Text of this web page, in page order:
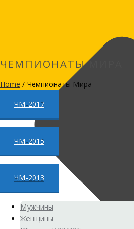
ЧЕМПИОНАТЫ МИРА
Home / Чемпионаты Мира
ЧМ-2017
ЧМ-2015
ЧМ-2013
Мужчины
Женщины